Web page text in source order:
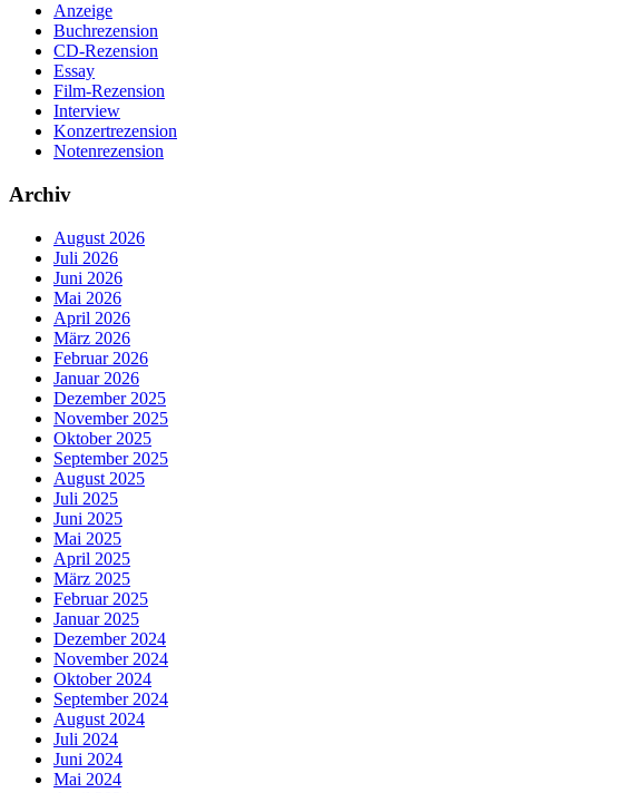
Anzeige
Buchrezension
CD-Rezension
Essay
Film-Rezension
Interview
Konzertrezension
Notenrezension
Archiv
August 2026
Juli 2026
Juni 2026
Mai 2026
April 2026
März 2026
Februar 2026
Januar 2026
Dezember 2025
November 2025
Oktober 2025
September 2025
August 2025
Juli 2025
Juni 2025
Mai 2025
April 2025
März 2025
Februar 2025
Januar 2025
Dezember 2024
November 2024
Oktober 2024
September 2024
August 2024
Juli 2024
Juni 2024
Mai 2024